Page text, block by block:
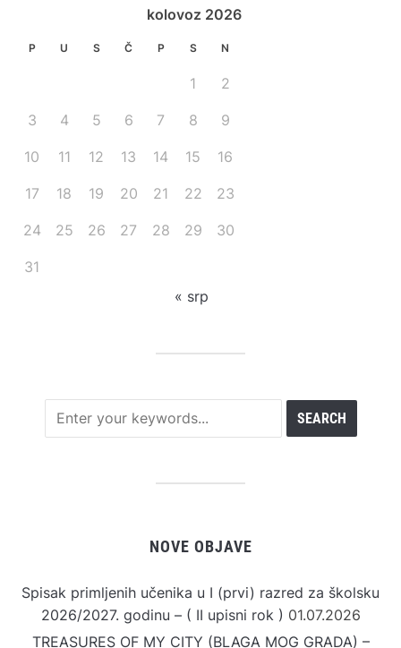
kolovoz 2026
P U S Č P S N
1 2
3 4 5 6 7 8 9
10 11 12 13 14 15 16
17 18 19 20 21 22 23
24 25 26 27 28 29 30
31
« srp
NOVE OBJAVE
Spisak primljenih učenika u I (prvi) razred za školsku
2026/2027. godinu – ( II upisni rok ) 01.07.2026
TREASURES OF MY CITY (BLAGA MOG GRADA) –